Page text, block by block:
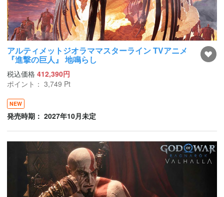
アルティメットジオラママスターライン TVアニメ
『進撃の巨人』 地鳴らし
税込価格 412,390円
ポイント： 3,749 Pt
NEW
発売時期： 2027年10月未定